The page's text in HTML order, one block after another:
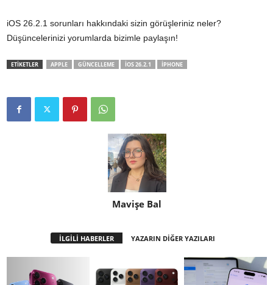
iOS 26.2.1 sorunları hakkındaki sizin görüşleriniz neler?
Düşüncelerinizi yorumlarda bizimle paylaşın!
ETİKETLER APPLE GÜNCELLEME IOS 26.2.1 IPHONE
Mavişe Bal
İLGİLİ HABERLER YAZARIN DİĞER YAZILARI